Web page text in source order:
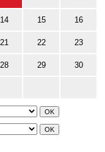
14 15 16
21 22 23
28 29 30